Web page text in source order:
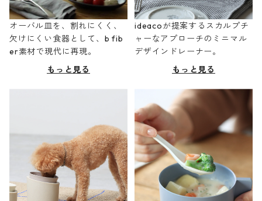
オーバル皿を、割れにくく、
欠けにくい食器として、b fib
er素材で現代に再現。
もっと見る
ideacoが提案するスカルプチ
ャーなアプローチのミニマル
デザインドレーナー。
もっと見る